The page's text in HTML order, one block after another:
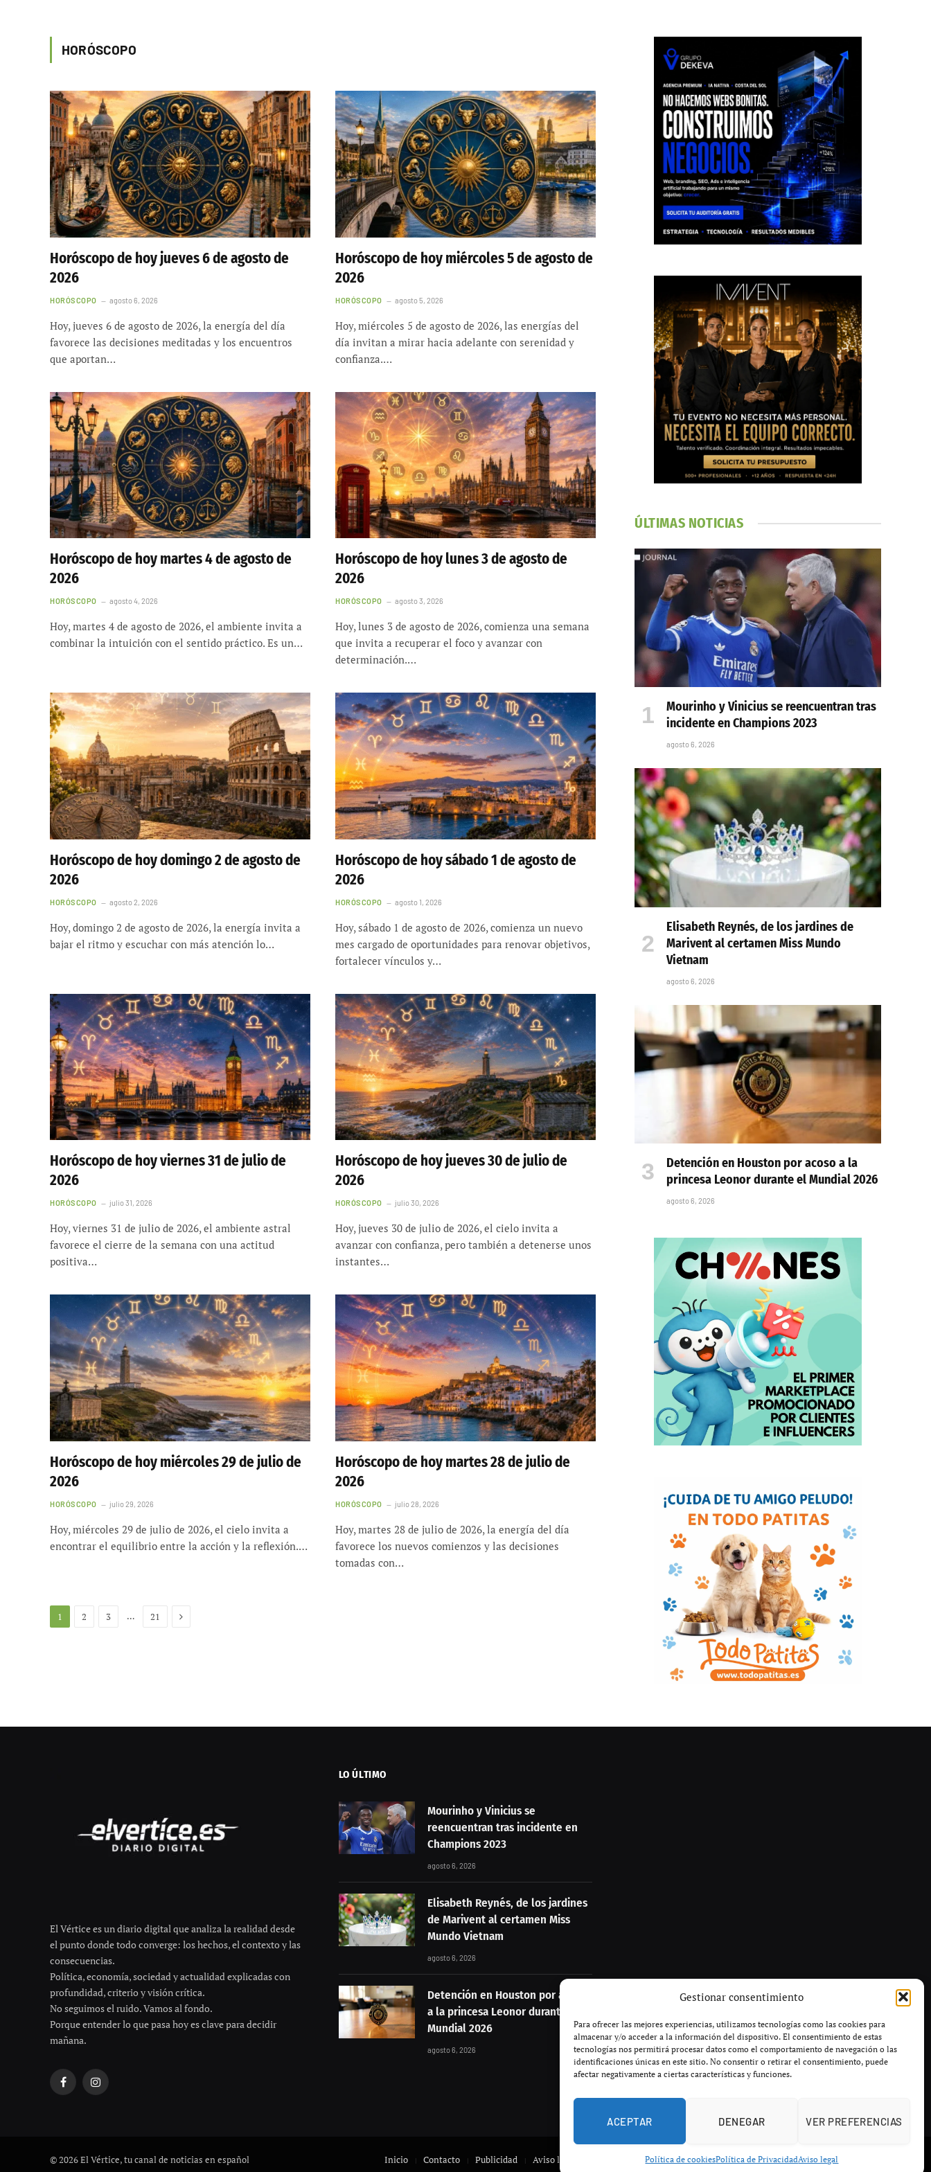
Gestionar consentimiento
Para ofrecer las mejores experiencias, utilizamos tecnologías como las cookies para
almacenar y/o acceder a la información del dispositivo. El consentimiento de estas
tecnologías nos permitirá procesar datos como el comportamiento de navegación o las
identificaciones únicas en este sitio. No consentir o retirar el consentimiento, puede
afectar negativamente a ciertas características y funciones.
ACEPTAR DENEGAR VER PREFERENCIAS
Política de cookiesPolítica de PrivacidadAviso legal
HORÓSCOPO
Horóscopo de hoy jueves 6 de agosto de
2026
HORÓSCOPO agosto 6, 2026
Hoy, jueves 6 de agosto de 2026, la energía del día
favorece las decisiones meditadas y los encuentros
que aportan…
Horóscopo de hoy miércoles 5 de agosto de
2026
HORÓSCOPO agosto 5, 2026
Hoy, miércoles 5 de agosto de 2026, las energías del
día invitan a mirar hacia adelante con serenidad y
confianza.…
Horóscopo de hoy martes 4 de agosto de
2026
HORÓSCOPO agosto 4, 2026
Hoy, martes 4 de agosto de 2026, el ambiente invita a
combinar la intuición con el sentido práctico. Es un…
Horóscopo de hoy lunes 3 de agosto de
2026
HORÓSCOPO agosto 3, 2026
Hoy, lunes 3 de agosto de 2026, comienza una semana
que invita a recuperar el foco y avanzar con
determinación.…
Horóscopo de hoy domingo 2 de agosto de
2026
HORÓSCOPO agosto 2, 2026
Hoy, domingo 2 de agosto de 2026, la energía invita a
bajar el ritmo y escuchar con más atención lo…
Horóscopo de hoy sábado 1 de agosto de
2026
HORÓSCOPO agosto 1, 2026
Hoy, sábado 1 de agosto de 2026, comienza un nuevo
mes cargado de oportunidades para renovar objetivos,
fortalecer vínculos y…
Horóscopo de hoy viernes 31 de julio de
2026
HORÓSCOPO julio 31, 2026
Hoy, viernes 31 de julio de 2026, el ambiente astral
favorece el cierre de la semana con una actitud
positiva…
Horóscopo de hoy jueves 30 de julio de
2026
HORÓSCOPO julio 30, 2026
Hoy, jueves 30 de julio de 2026, el cielo invita a
avanzar con confianza, pero también a detenerse unos
instantes…
Horóscopo de hoy miércoles 29 de julio de
2026
HORÓSCOPO julio 29, 2026
Hoy, miércoles 29 de julio de 2026, el cielo invita a
encontrar el equilibrio entre la acción y la reflexión.…
Horóscopo de hoy martes 28 de julio de
2026
HORÓSCOPO julio 28, 2026
Hoy, martes 28 de julio de 2026, la energía del día
favorece los nuevos comienzos y las decisiones
tomadas con…
1 2 3 … 21 Siguiente
ÚLTIMAS NOTICIAS
Mourinho y Vinicius se reencuentran tras
incidente en Champions 2023
agosto 6, 2026
Elisabeth Reynés, de los jardines de
Marivent al certamen Miss Mundo
Vietnam
agosto 6, 2026
Detención en Houston por acoso a la
princesa Leonor durante el Mundial 2026
agosto 6, 2026
El Vértice es un diario digital que analiza la realidad desde
el punto donde todo converge: los hechos, el contexto y las
consecuencias.
Política, economía, sociedad y actualidad explicadas con
profundidad, criterio y visión crítica.
No seguimos el ruido. Vamos al fondo.
Porque entender lo que pasa hoy es clave para decidir
mañana.
FacebookInstagram
LO ÚLTIMO
Mourinho y Vinicius se
reencuentran tras incidente en
Champions 2023
agosto 6, 2026
Elisabeth Reynés, de los jardines
de Marivent al certamen Miss
Mundo Vietnam
agosto 6, 2026
Detención en Houston por acoso
a la princesa Leonor durante el
Mundial 2026
agosto 6, 2026
© 2026 El Vértice, tu canal de noticias en español Inicio Contacto Publicidad Aviso legal Política de privacidad Política de cookies Términos y condiciones